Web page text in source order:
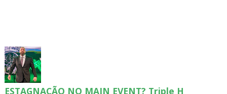
ESTAGNAÇÃO NO MAIN EVENT? Triple H